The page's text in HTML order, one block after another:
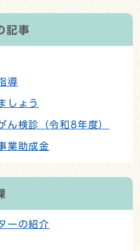
記事
導
しょう
ん検診（令和8年度）
業助成金
ーの紹介